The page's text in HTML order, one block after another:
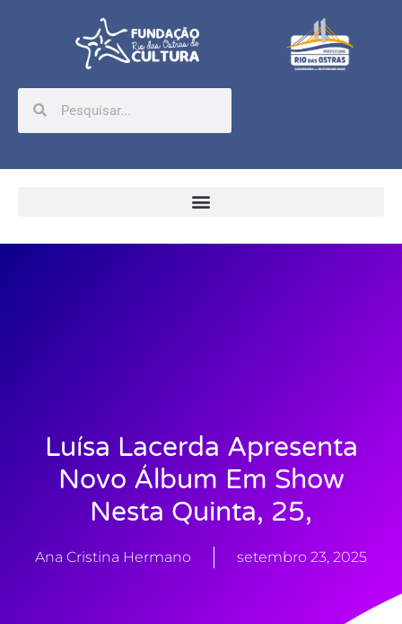
Luísa Lacerda Apresenta
Novo Álbum Em Show
Nesta Quinta, 25,
Ana Cristina Hermano setembro 23, 2025